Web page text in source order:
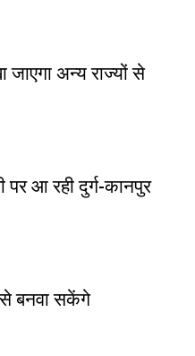
जाएगा अन्य राज्यों से
पर आ रही दुर्ग-कानपुर
बनवा सकेंगे